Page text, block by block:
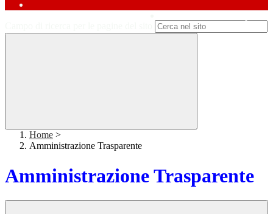
Home >
Amministrazione Trasparente
Amministrazione Trasparente